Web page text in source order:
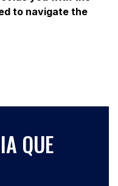
to navigate the
QUE